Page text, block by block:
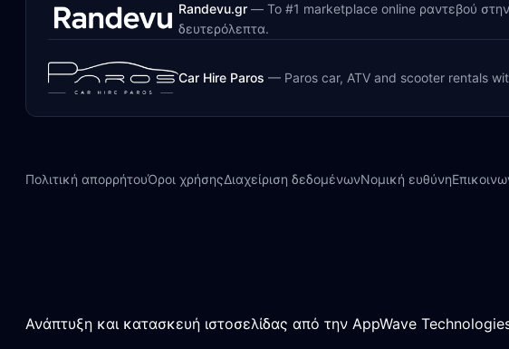
Randevu.gr — Το #1 marketplace online ραντεβού
δευτερόλεπτα.
Car Hire Paros — Paros car, ATV and scooter rentals
Πολιτική απορρήτουΌροι χρήσηςΔιαχείριση δεδομένωνΝομική ευθύνη
Ανάπτυξη και κατασκευή ιστοσελίδας από την AppWave